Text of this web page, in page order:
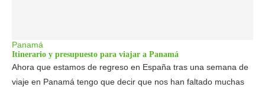
Panamá
Itinerario y presupuesto para viajar a Panamá
Ahora que estamos de regreso en España tras una semana de
viaje en Panamá tengo que decir que nos han faltado muchas